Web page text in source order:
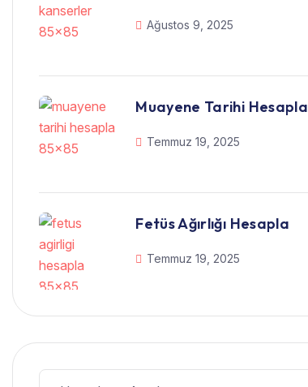
Ağustos 9, 2025
Muayene Tarihi Hesapla
Temmuz 19, 2025
Fetüs Ağırlığı Hesapla
Temmuz 19, 2025